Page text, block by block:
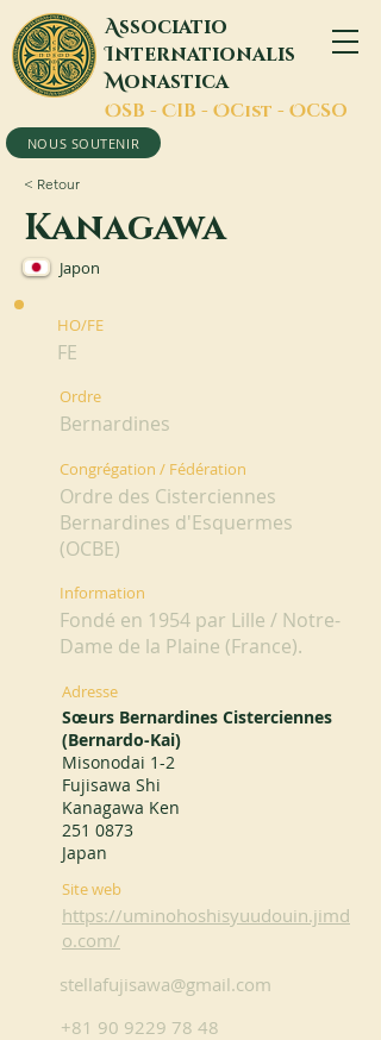
Associatio
Internationalis
Monastica
OSB - CIB - OCist - OCSO
NOUS SOUTENIR
< Retour
Kanagawa
Japon
HO/FE
FE
Ordre
Bernardines
Congrégation / Fédération
Ordre des Cisterciennes
Bernardines d'Esquermes
(OCBE)
Information
Fondé en 1954 par Lille / Notre-
Dame de la Plaine (France).
Adresse
Sœurs Bernardines Cisterciennes
(Bernardo-Kai)
Misonodai 1-2
Fujisawa Shi
Kanagawa Ken
251 0873
Japan
Site web
https://uminohoshisyuudouin.jimd
o.com/
stellafujisawa@gmail.com
+81 90 9229 78 48